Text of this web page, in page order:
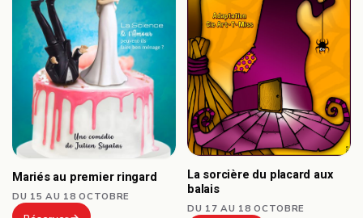
Mariés au premier ringard
DU 15 AU 18 OCTOBRE
La sorcière du placard aux
balais
DU 17 AU 18 OCTOBRE